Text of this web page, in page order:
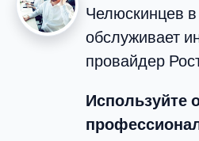
Челюскинцев
обслуживает
провайдер
Используйте